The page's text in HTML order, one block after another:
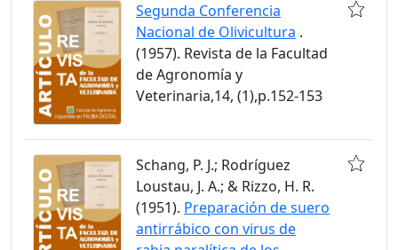
Segunda Conferencia
Nacional de Olivicultura .
(1957). Revista de la Facultad
de Agronomía y
Veterinaria,14, (1),p.152-153
Schang, P. J.; Rodríguez
Loustau, J. A.; & Rizzo, H. R.
(1951). Preparación de suero
antirrábico con virus de